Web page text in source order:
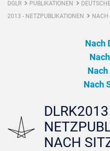
DGLR PUBLIKATIONEN
2013 - NETZPUBLIKATIONEN
NACH
Nach
Nach
NACH